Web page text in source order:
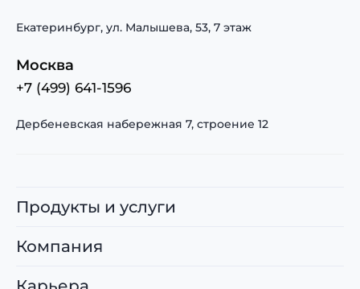
Екатеринбург, ул. Малышева, 53, 7 этаж
Москва
+7 (499) 641-1596
Дербеневская набережная 7, строение 12
Продукты и услуги
Компания